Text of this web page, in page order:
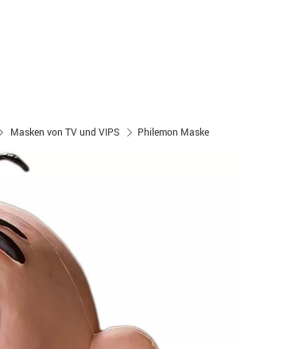
Masken von TV und VIPS Philemon Maske